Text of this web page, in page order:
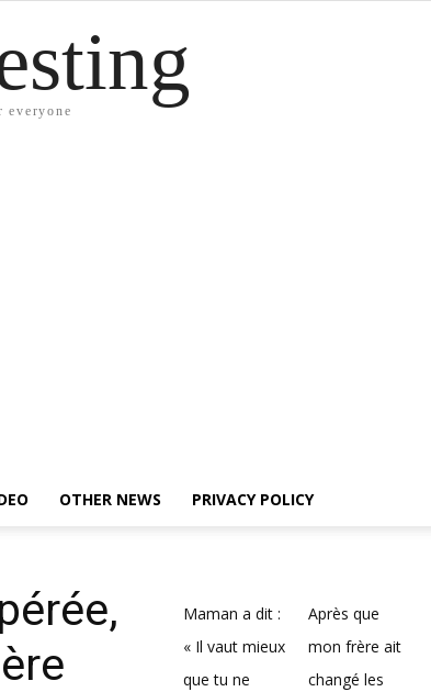
everyone
OTHER NEWS PRIVACY POLICY
Maman a dit :
« Il vaut mieux
que tu ne
Après que
mon frère ait
changé les